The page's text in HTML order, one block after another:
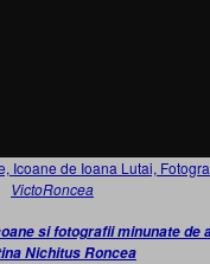
Icoane de Ioana Lutai,
VictoRoncea
si fotografii minunate de
Nichitus Roncea